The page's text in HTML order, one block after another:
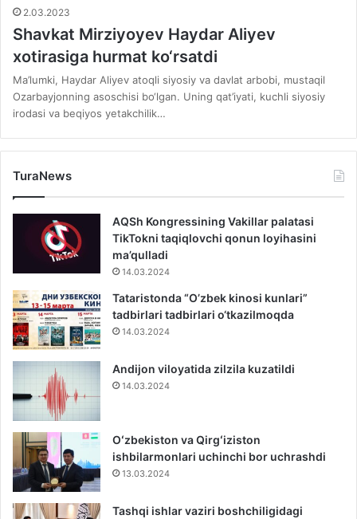
2.03.2023
Shavkat Mirziyoyev Haydar Aliyev
xotirasiga hurmat ko‘rsatdi
Ma’lumki, Haydar Aliyev atoqli siyosiy va davlat arbobi, mustaqil
Ozarbayjonning asoschisi bo‘lgan. Uning qat’iyati, kuchli siyosiy
irodasi va beqiyos yetakchilik…
TuraNews
AQSh Kongressining Vakillar palatasi
TikTokni taqiqlovchi qonun loyihasini
ma’qulladi
14.03.2024
Tataristonda “O’zbek kinosi kunlari”
tadbirlari tadbirlari o‘tkazilmoqda
14.03.2024
Andijon viloyatida zilzila kuzatildi
14.03.2024
Oʻzbekiston va Qirgʻiziston
ishbilarmonlari uchinchi bor uchrashdi
13.03.2024
Tashqi ishlar vaziri boshchiligidagi